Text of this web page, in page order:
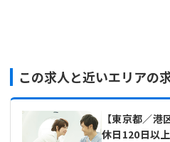
この求人と近いエリアの
【東京都／港
休日120日以